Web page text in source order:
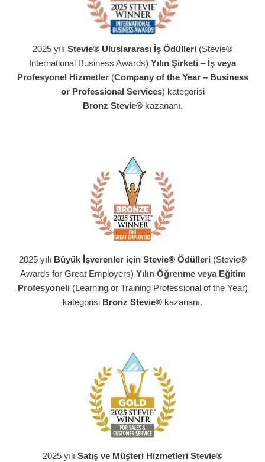
2025 yılı Stevie® Uluslararası İş Ödülleri (Stevie®
International Business Awards) Yılın Şirketi – İş veya
Profesyonel Hizmetler (Company of the Year – Business
or Professional Services) kategorisi
Bronz Stevie®kazananı.
2025 yılı Büyük İşverenler için Stevie® Ödülleri (Stevie®
Awards for Great Employers) Yılın Öğrenme veya Eğitim
Profesyoneli (Learning or Training Professional of the Year)
kategorisi Bronz Stevie® kazananı.
2025 yılı Satış ve Müşteri Hizmetleri Stevie®